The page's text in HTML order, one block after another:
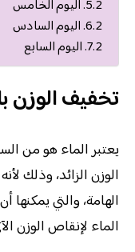
اليوم الخامس
اليوم السادس
اليوم السابع
تخفيف الوزن
يعتبر الماء هو من
الوزن الزائد، وذلك
الهامة، والتي
الماء لإنقاص الوزن